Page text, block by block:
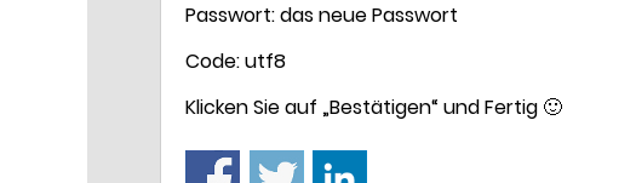
Passwort: das neue Passwort
Code: utf8
Klicken Sie auf „Bestätigen“ und Fertig 🙂